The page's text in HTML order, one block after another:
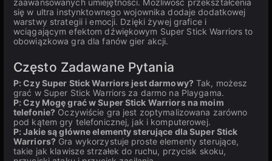
zaawansowanych umiejętności. Możliwość przekształcenia
się w ultra instynktownego wojownika dodaje dodatkowej
warstwy strategii i emocji. Dzięki żywej grafice i
wciągającym efektom dźwiękowym Super Stick Warriors to
obowiązkowa gra dla fanów gier akcji.
Często Zadawane Pytania
P: Czy Super Stick Warriors jest darmowy? Tak, możesz
grać w Super Stick Warriors za darmo na Playgama.
P: Czy Mogę grać w Super Stick Warriors na moim
telefonie? Oczywiście gra jest zoptymalizowana zarówno
pod kątem gry telefonicznej, jak i komputerowej.
P: Jakie są główne elementy sterujące dla Super Stick
Warriors? Gra wykorzystuje proste elementy sterujące,
takie jak klawisze strzałek do ruchu, przycisk skoku,